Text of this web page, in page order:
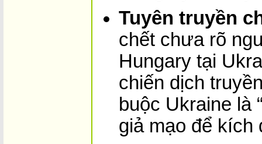
Tuyên truyền
chết chưa rõ
Hungary tại
chiến dịch
buộc Ukraine là
giả mạo để kích